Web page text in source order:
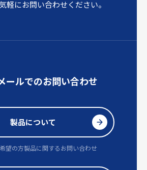
軽にお問い合わせください。
ールでのお問い合わせ
製品について
望の方製品に関するお問い合わせ